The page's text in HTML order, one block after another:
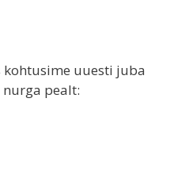
kohtusime uuesti juba
pealt: